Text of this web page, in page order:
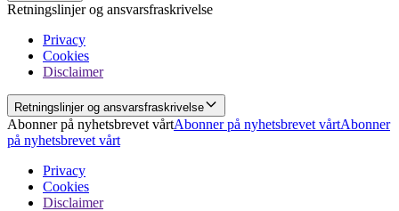
Retningslinjer og ansvarsfraskrivelse
Privacy
Cookies
Disclaimer
Retningslinjer og ansvarsfraskrivelse
Abonner på nyhetsbrevet vårtAbonner på nyhetsbrevet vårtAbonner
på nyhetsbrevet vårt
Privacy
Cookies
Disclaimer